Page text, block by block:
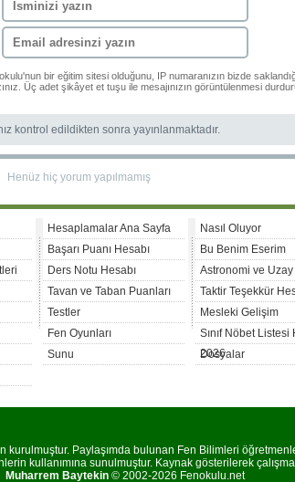
bir eğitim sitesi olduğunu, IP numaranızın bizde
Üç adet şikâyet et tuşu ile mesajınızın görüntülenmesi
kontrol edildikten sonra yayınlanmaktadır.
Henüz hiç yorum yapılmamış
Hesaplamalar Ana Sayfa
Başarı Puanı Hesabı
Ders Notu Hesabı
Tavan ve Taban Puanları
Testler
Fen Oyunları
Sunu
Nasıl Oluyor
Bu Benim Eserim
Astronomi ve Uzay
Taktir Teşekkür
Mesleki Gelişim
Sınıf Nöbet Listesi
2026
Dosyalar
Paylaşımda bulunan Fen Bilimleri
kullanımına sunulmuştur. Kaynak gösterilerek
Muharrem Baytekin© 2002-2026 Fenokulu.net